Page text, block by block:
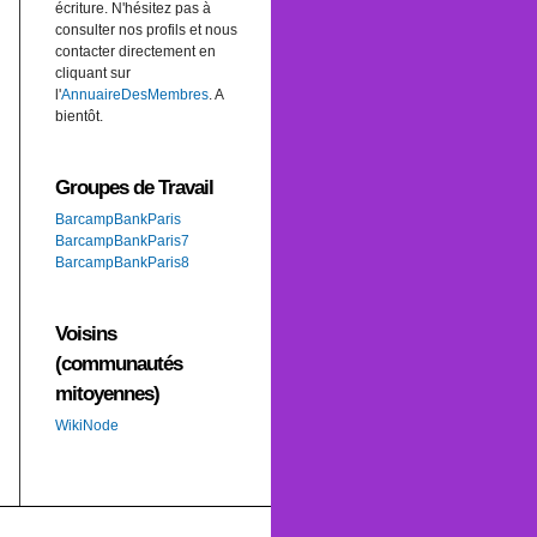
écriture. N'hésitez pas à
consulter nos profils et nous
contacter directement en
cliquant sur
l'AnnuaireDesMembres . A
bientôt.
Groupes de Travail
BarcampBankParis
BarcampBankParis7
BarcampBankParis8
Voisins
(communautés
mitoyennes)
WikiNode